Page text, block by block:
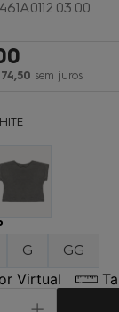
74,50sem juros
G GG
Virtual